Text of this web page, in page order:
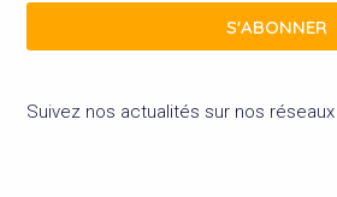
S'ABONNER
Suivez nos actualités sur nos